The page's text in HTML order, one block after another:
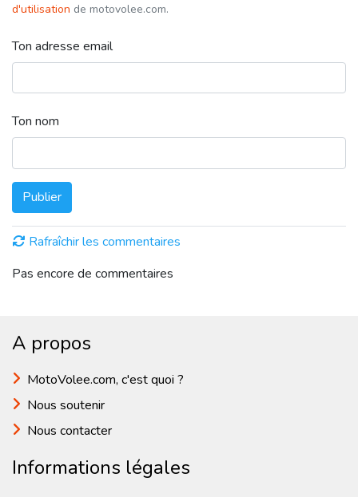
d'utilisation de motovolee.com.
Ton adresse email
Ton nom
Publier
Rafraîchir les commentaires
Pas encore de commentaires
A propos
MotoVolee.com, c'est quoi ?
Nous soutenir
Nous contacter
Informations légales